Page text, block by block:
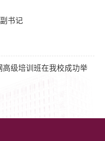
书记
级培训班在我校成功举